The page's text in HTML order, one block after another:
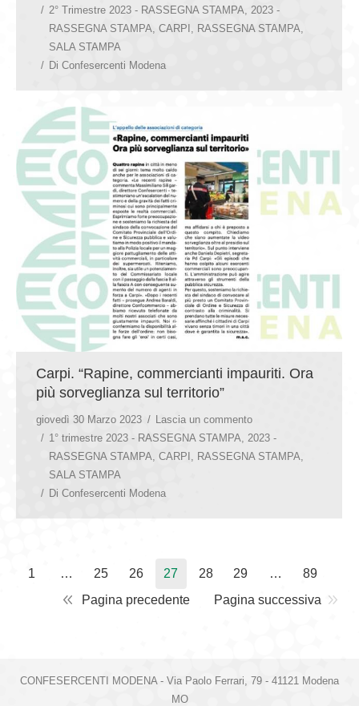
2° Trimestre 2023 - RASSEGNA STAMPA, 2023 -
RASSEGNA STAMPA, CARPI , RASSEGNA STAMPA,
SALA STAMPA
Di Confesercenti Modena
Carpi. “Rapine, commercianti impauriti. Ora
più sorveglianza sul territorio”
giovedì 30 Marzo 2023
Lascia un commento
1° trimestre 2023 - RASSEGNA STAMPA
2023 -
RASSEGNA STAMPA CARPI RASSEGNA STAMPA
SALA STAMPA
Di Confesercenti Modena
1 … 25 26 27 28 29 …
89
Pagina precedente
Pagina successiva
CONFESERCENTI MODENA - Via Paolo Ferrari, 79 - 41121 Modena
MO